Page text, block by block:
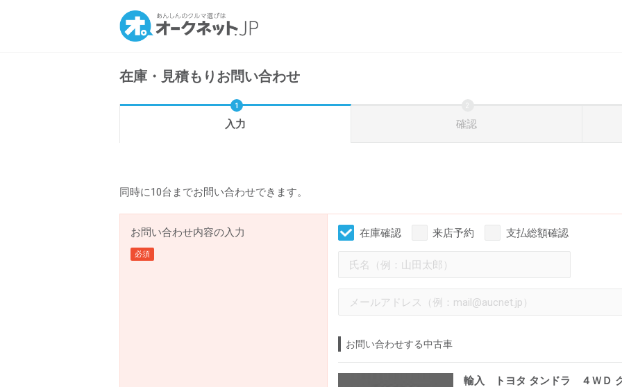
在庫・見積もりお問い合わせ
入力 確認
同時に10台までお問い合わせできます。
お問い合わせ内容の入力
必須
在庫確認 来店予約 支払総額確認
お問い合わせする中古車
輸入 トヨタ タンドラ ４ＷＤ